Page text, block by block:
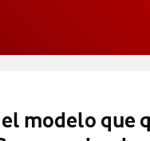
Descubre el blog de
modelo que